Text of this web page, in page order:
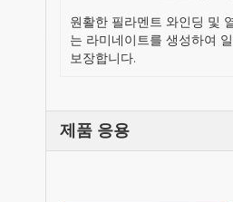
원활한 필라멘트 와인딩 및
는 라미네이트를 생성하여
보장합니다.
제품 응용